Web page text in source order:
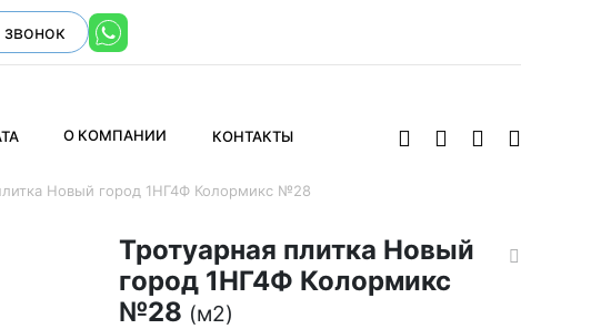
звонок
О КОМПАНИИ КОНТАКТЫ
Новый город 1НГ4Ф Колормикс №28
Тротуарная плитка Новый
город 1НГ4Ф Колормикс
№28 (м2)